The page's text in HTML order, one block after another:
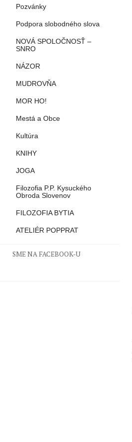
Pozvánky
Podpora slobodného slova
NOVÁ SPOLOČNOSŤ –
SNRO
NÁZOR
MUDROVŇA
MOR HO!
Mestá a Obce
Kultúra
KNIHY
JOGA
Filozofia P.P. Kysuckého
Obroda Slovenov
FILOZOFIA BYTIA
ATELIÉR POPPRAT
SME NA FACEBOOK-U